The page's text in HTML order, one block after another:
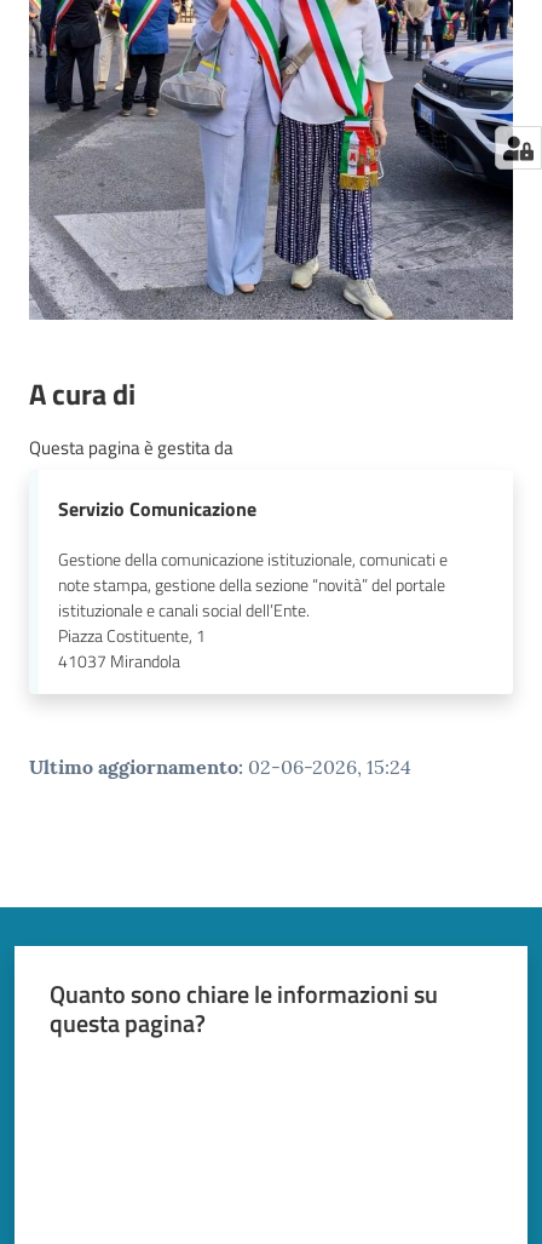
A cura di
Questa pagina è gestita da
Servizio Comunicazione
Gestione della comunicazione istituzionale, comunicati e
note stampa, gestione della sezione “novità” del portale
istituzionale e canali social dell’Ente.
Piazza Costituente, 1
41037 Mirandola
Ultimo aggiornamento: 02-06-2026, 15:24
Quanto sono chiare le informazioni su
questa pagina?